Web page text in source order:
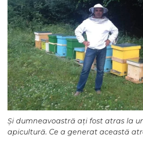
Și dumneavoastră ați fost atras la
apicultură. Ce a generat această